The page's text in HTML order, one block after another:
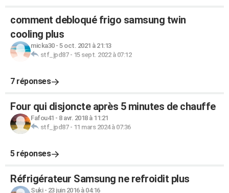
comment debloqué frigo samsung twin
cooling plus
micka30- 5 oct. 2021 à 21:13
stf_jpd87- 15 sept. 2022 à 07:12
7 réponses
Four qui disjoncte après 5 minutes de chauffe
Fafou41 - 8 avr. 2018 à 11:21
stf_jpd87- 11 mars 2024 à 07:36
5 réponses
Réfrigérateur Samsung ne refroidit plus
Suki- 23 juin 2016 à 04:16